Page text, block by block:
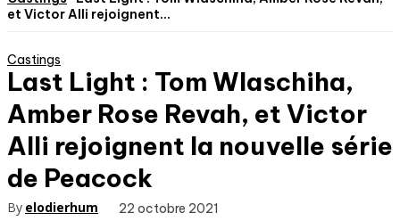
et Victor Alli rejoignent...
Castings
Last Light : Tom Wlaschiha,
Amber Rose Revah, et Victor
Alli rejoignent la nouvelle série
de Peacock
By elodierhum 22 octobre 2021